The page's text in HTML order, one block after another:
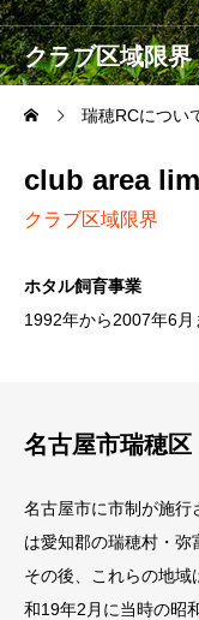
クラブ区域限界
瑞穂RCについ
club area
クラブ区域限界
ホタル飼育事業
1992年から2007年6
名古屋市瑞穂区
名古屋市に市制が施
は愛知郡の瑞穂村・弥
その後、これらの地域
和19年2月に当時の昭